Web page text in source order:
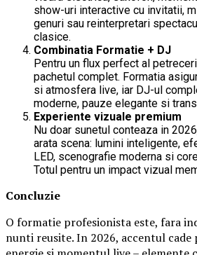
show-uri interactive cu invitatii,
genuri sau reinterpretari
clasice.
Combinatia Formatie + DJ
Pentru un flux perfect al
pachetul complet. Formatia
si atmosfera live, iar DJ-ul
moderne, pauze elegante si
Experiente vizuale premium
Nu doar sunetul conteaza in
arata scena: lumini inteligente,
LED, scenografie moderna si
Totul pentru un impact vizual
Concluzie
O formatie profesionista este, fara
nunti reusite. In 2026, accentul